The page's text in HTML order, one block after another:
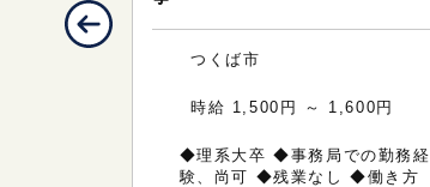
つくば市
時給 1,500円 ～ 1,600円
◆理系大卒 ◆事務局での勤務経
験、尚可 ◆残業なし ◆働き方